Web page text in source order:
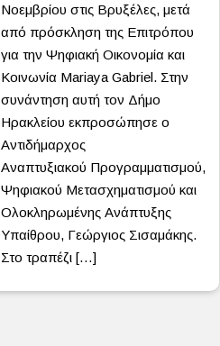
Νοεμβρίου στις Βρυξέλες, μετά
από πρόσκληση της Επιτρόπου
για την Ψηφιακή Οικονομία και
Κοινωνία Mariaya Gabriel. Στην
συνάντηση αυτή τον Δήμο
Ηρακλείου εκπροσώπησε ο
Αντιδήμαρχος
Αναπτυξιακού Προγραμματισμού,
Ψηφιακού Μετασχηματισμού και
Ολοκληρωμένης Ανάπτυξης
Υπαίθρου, Γεώργιος Σισαμάκης.
Στο τραπέζι […]